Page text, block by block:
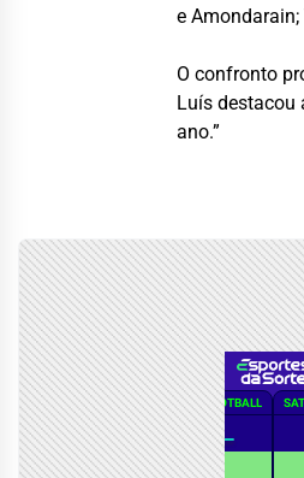
e
O confronto
Luís destacou
ano.”